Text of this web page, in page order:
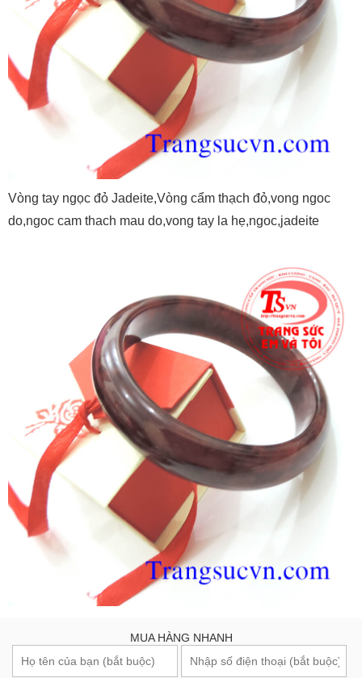
Vòng tay ngọc đỏ Jadeite,Vòng cẩm thạch đỏ,vong ngoc
do,ngoc cam thach mau do,vong tay la hẹ,ngoc,jadeite
MUA HÀNG NHANH